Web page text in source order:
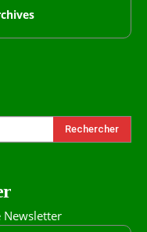
Rechercher
Newsletter